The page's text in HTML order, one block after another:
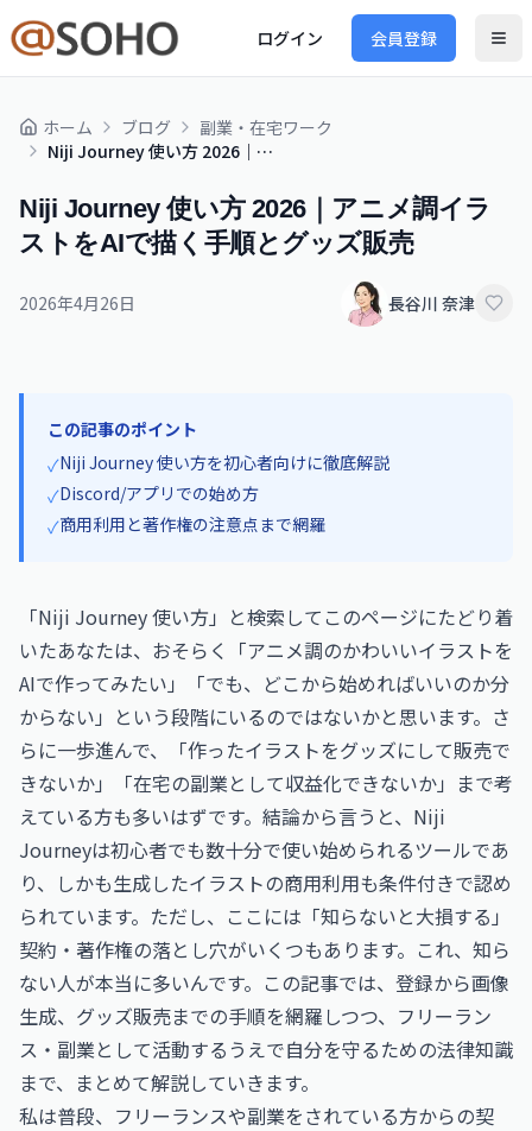
ログイン 会員登録
ホーム ブログ
副業・在宅ワーク
Niji Journey 使い方 2026｜アニメ調イラストをAIで描く手順とグッズ販売
Niji Journey 使い方 2026｜アニメ調イラ
ストをAIで描く手順とグッズ販売
2026年4月26日 長谷川 奈津
この記事のポイント
✓Niji Journey 使い方を初心者向けに徹底解説
✓Discord/アプリでの始め方
✓商用利用と著作権の注意点まで網羅
「Niji Journey 使い方」と検索してこのページにたどり着
いたあなたは、おそらく「アニメ調のかわいいイラストを
AIで作ってみたい」「でも、どこから始めればいいのか分
からない」という段階にいるのではないかと思います。さ
らに一歩進んで、「作ったイラストをグッズにして販売で
きないか」「在宅の副業として収益化できないか」まで考
えている方も多いはずです。結論から言うと、Niji
Journeyは初心者でも数十分で使い始められるツールであ
り、しかも生成したイラストの商用利用も条件付きで認め
られています。ただし、ここには「知らないと大損する」
契約・著作権の落とし穴がいくつもあります。これ、知ら
ない人が本当に多いんです。この記事では、登録から画像
生成、グッズ販売までの手順を網羅しつつ、フリーラン
ス・副業として活動するうえで自分を守るための法律知識
まで、まとめて解説していきます。
私は普段、フリーランスや副業をされている方からの契